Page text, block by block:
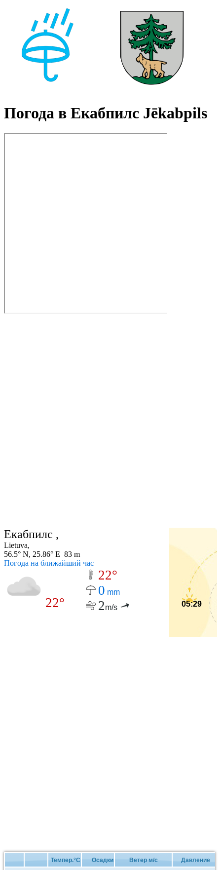
Погода в Екабпилс Jēkabpils
Екабпилс ,
Lietuva,
56.5° N, 25.86° E 83 m
Погода на ближайший час
22°
22°
0 mm
2m/s 05:29
Темпер.°C Осадки Ветер м/с Давление